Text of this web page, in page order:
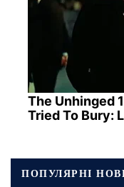
The Unhinged
Tried To Bury:
ПОПУЛЯРНІ